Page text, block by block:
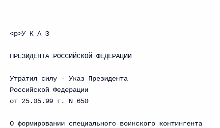
<p>У К А З
ПРЕЗИДЕНТА РОССИЙСКОЙ ФЕДЕРАЦИИ
Утратил силу - Указ Президента
Российской Федерации
от 25.05.99 г. N 650
О формировании специального воинского контингента